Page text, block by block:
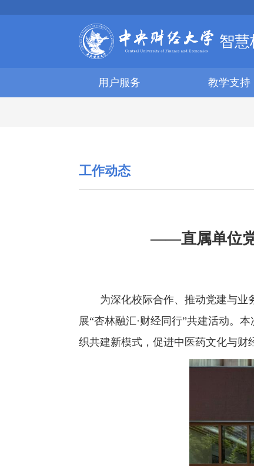
智慧
用户服务 教学支持
工作动态
——直属单位党
为深化校际合作、推动党建与业
展“杏林融汇·财经同行”共建活动。
织共建新模式，促进中医药文化与财